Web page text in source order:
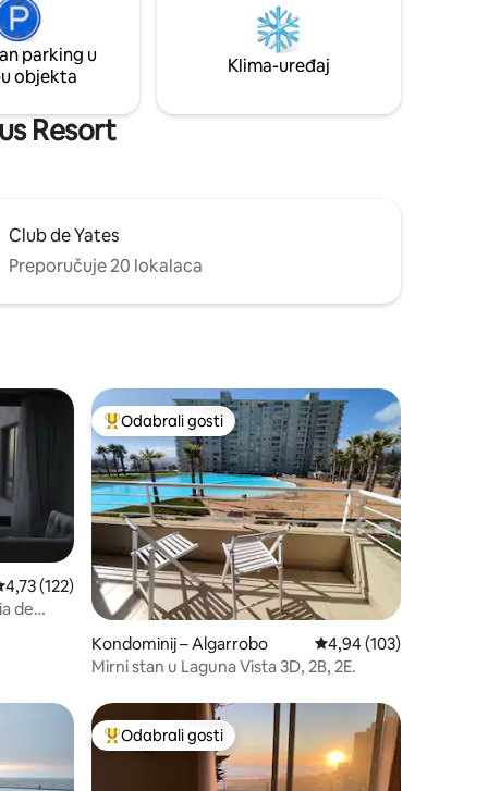
min.
Valparaísa 30 km od doline Casablanca
parking u
objekta
Klima-uređaj
Resort
Club de Yates
Preporučuje 20 lokalaca
ocjena: 4,73/5, recenzija: 122
4,73 (122)
de
Među najviše rangiranima s oznakom „Odabrali gosti”
Odabrali gosti
Kondominij – Algarrobo Prosječna ocjena:
4,94 (103)
Mirni stan u Laguna Vista 3D, 2B, 2E.
Među najviše rangiranima s oznakom „Odabrali gosti”
Odabrali gosti